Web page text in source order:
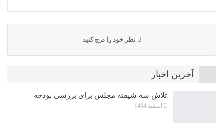
نظر خود را درج کنید
آخرین اخبار
تلاش سه شیفته مجلس برای بررسی بودجه
2 اسفند 1404